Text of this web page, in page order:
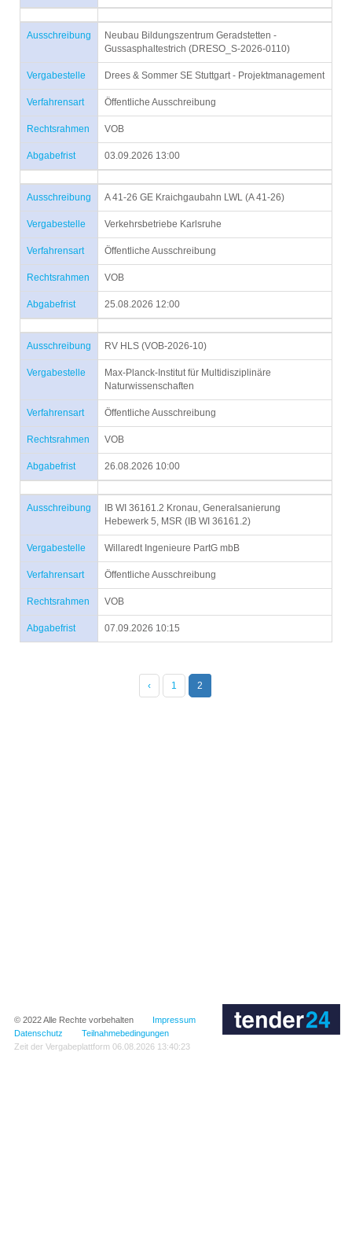
Ausschreibung
Neubau Bildungszentrum Geradstetten -
Gussasphaltestrich (DRESO_S-2026-0110)
Vergabestelle Drees & Sommer SE Stuttgart - Projektmanagement
Verfahrensart Öffentliche Ausschreibung
Rechtsrahmen VOB
Abgabefrist 03.09.2026 13:00
Ausschreibung A 41-26 GE Kraichgaubahn LWL (A 41-26)
Vergabestelle Verkehrsbetriebe Karlsruhe
Verfahrensart Öffentliche Ausschreibung
Rechtsrahmen VOB
Abgabefrist 25.08.2026 12:00
Ausschreibung RV HLS (VOB-2026-10)
Vergabestelle
Max-Planck-Institut für Multidisziplinäre
Naturwissenschaften
Verfahrensart Öffentliche Ausschreibung
Rechtsrahmen VOB
Abgabefrist 26.08.2026 10:00
Ausschreibung
IB WI 36161.2 Kronau, Generalsanierung
Hebewerk 5, MSR (IB WI 36161.2)
Vergabestelle Willaredt Ingenieure PartG mbB
Verfahrensart Öffentliche Ausschreibung
Rechtsrahmen VOB
Abgabefrist 07.09.2026 10:15
‹ 1 2
© 2022Alle Rechte vorbehalten
Impressum
Datenschutz
Teilnahmebedingungen
Zeit der Vergabeplattform 06.08.2026 13:40:23